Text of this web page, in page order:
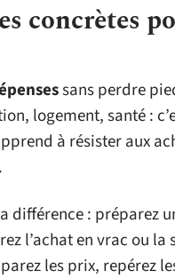
concrètes
sans perdre
logement, santé :
à résister aux
différence : préparez
l’achat en vrac ou
les prix, repérez